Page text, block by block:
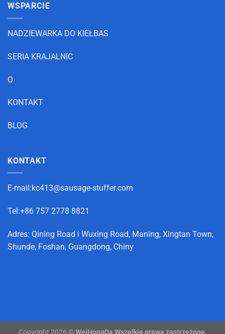
WSPARCIE
NADZIEWARKA DO KIEŁBAS
SERIA KRAJALNIC
O
KONTAKT
BLOG
KONTAKT
E-mail:kc413@sausage-stuffer.com
Tel:+86 757 2778 8821
Adres: Qining Road i Wuxing Road, Maning, Xingtan Town,
Shunde, Foshan, Guangdong, Chiny